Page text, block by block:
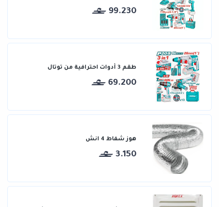
99.230
طقم 3 أدوات احترافية من توتال
69.200
هوز شفاط 4 انش
3.150